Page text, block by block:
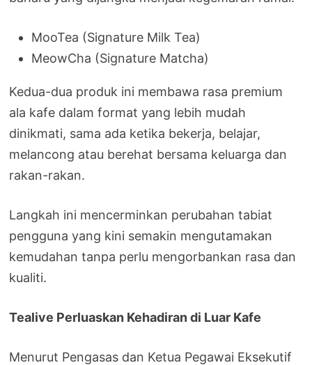
MooTea (Signature Milk Tea)
MeowCha (Signature Matcha)
Kedua-dua produk ini membawa rasa premium
ala kafe dalam format yang lebih mudah
dinikmati, sama ada ketika bekerja, belajar,
melancong atau berehat bersama keluarga dan
rakan-rakan.
Langkah ini mencerminkan perubahan tabiat
pengguna yang kini semakin mengutamakan
kemudahan tanpa perlu mengorbankan rasa dan
kualiti.
Tealive Perluaskan Kehadiran di Luar Kafe
Menurut Pengasas dan Ketua Pegawai Eksekutif